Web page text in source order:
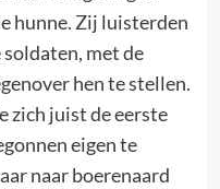
hunne. Zij luisterden
met de
hen te stellen.
zich juist de eerste
eigen te
naar boerenaard